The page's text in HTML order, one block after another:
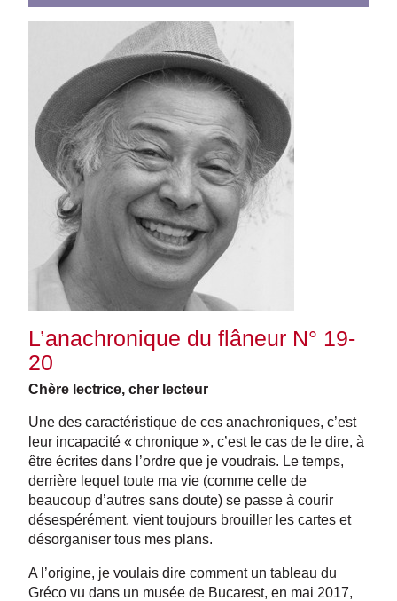
L’anachronique du flâneur N° 19-
20
Chère lectrice, cher lecteur
Une des caractéristique de ces anachroniques, c’est
leur incapacité « chronique », c’est le cas de le dire, à
être écrites dans l’ordre que je voudrais. Le temps,
derrière lequel toute ma vie (comme celle de
beaucoup d’autres sans doute) se passe à courir
désespérément, vient toujours brouiller les cartes et
désorganiser tous mes plans.
A l’origine, je voulais dire comment un tableau du
Gréco vu dans un musée de Bucarest, en mai 2017,